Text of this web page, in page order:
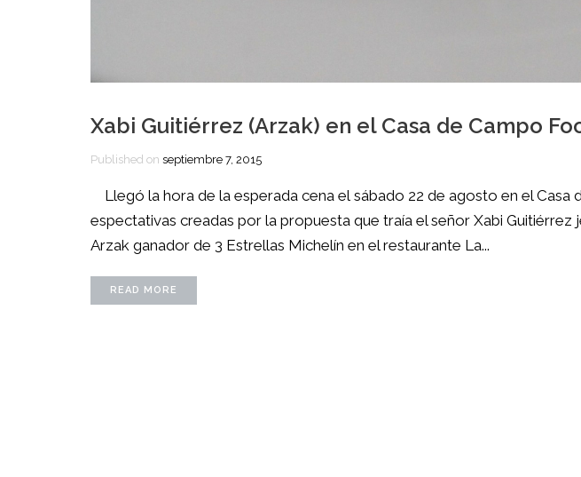
Xabi Guitiérrez (Arzak) en el Casa de Campo
Published on septiembre 7, 2015
Llegó la hora de la esperada cena el sábado 22 de agosto en el Casa
espectativas creadas por la propuesta que traía el señor Xabi
Arzak ganador de 3 Estrellas Michelín en el restaurante La...
READ MORE